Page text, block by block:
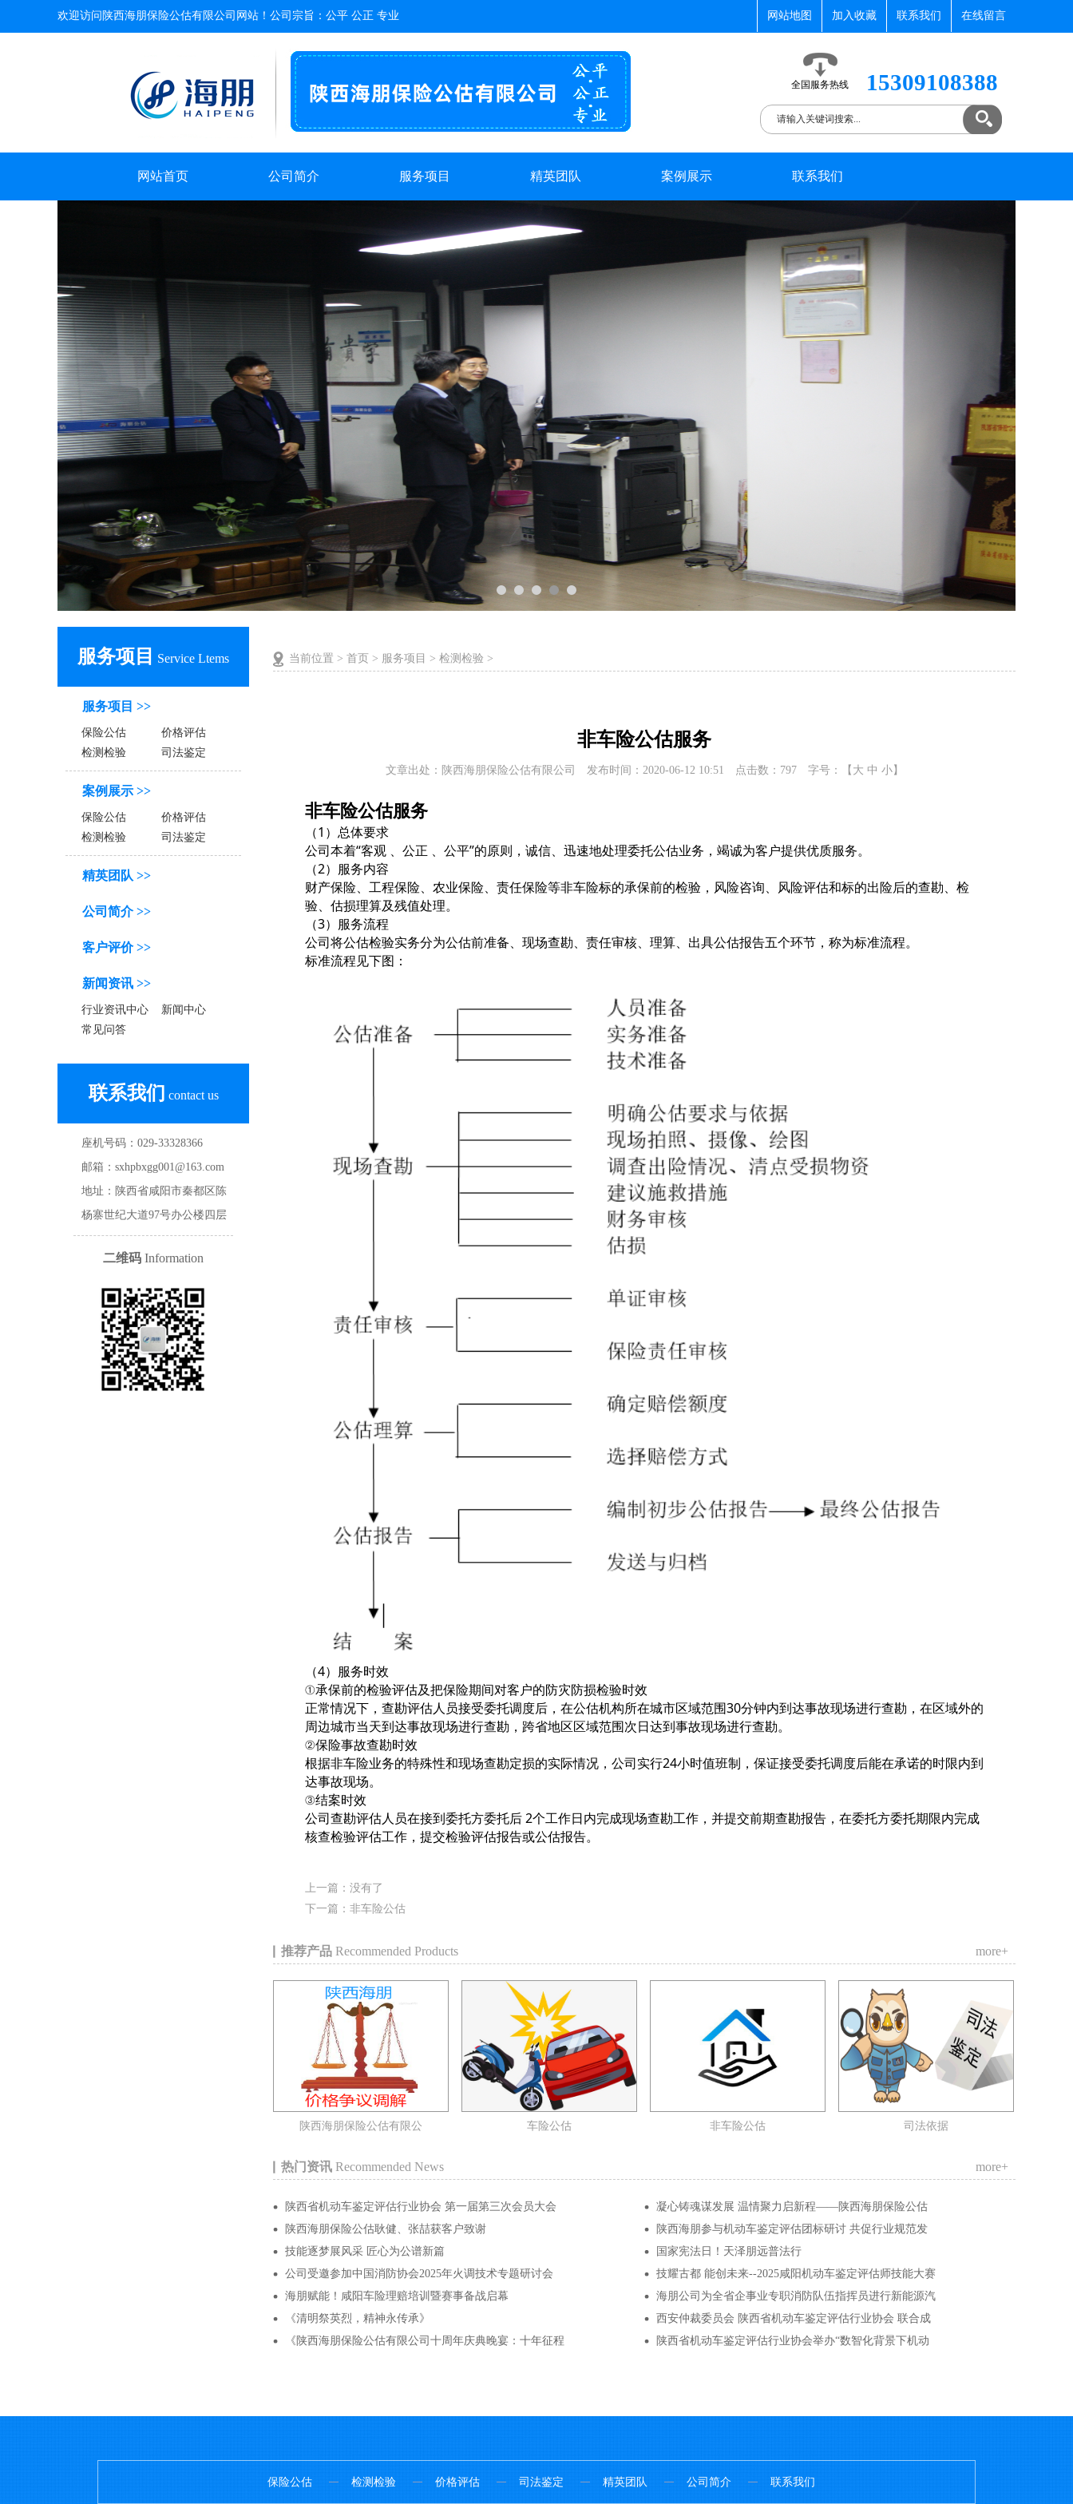
欢迎访问陕西海朋保险公估有限公司网站！公司宗旨：公平 公正 专业 网站地图 加入收藏 联系我们 在线留言
15309108388
全国服务热线
网站首页 公司简介 服务项目 精英团队 案例展示 联系我们
服务项目 Service Ltems
服务项目 >>
保险公估
价格评估
检测检验
司法鉴定
案例展示 >>
保险公估
价格评估
检测检验
司法鉴定
精英团队 >>
公司简介 >>
客户评价 >>
新闻资讯 >>
行业资讯中心
新闻中心
常见问答
联系我们 contact us
座机号码：029-33328366
邮箱：sxhpbxgg001@163.com
地址：陕西省咸阳市秦都区陈
杨寨世纪大道97号办公楼四层
二维码 Information
当前位置 > 首页 > 服务项目 > 检测检验 >
非车险公估服务
文章出处：陕西海朋保险公估有限公司 发布时间：2020-06-12 10:51 点击数： 797 字号：【 大 中 小】
非车险公估服务
（1）总体要求
公司本着“客观 、公正 、公平”的原则，诚信、迅速地处理委托公估业务，竭诚为客户提供优质服务。
（2）服务内容
财产保险、工程保险、农业保险、责任保险等非车险标的承保前的检验，风险咨询、风险评估和标的出险后的查勘、检
验、估损理算及残值处理。
（3）服务流程
公司将公估检验实务分为公估前准备、现场查勘、责任审核、理算、出具公估报告五个环节，称为标准流程。
标准流程见下图：
（4）服务时效
①承保前的检验评估及把保险期间对客户的防灾防损检验时效
正常情况下，查勘评估人员接受委托调度后，在公估机构所在城市区域范围30分钟内到达事故现场进行查勘，在区域外的
周边城市当天到达事故现场进行查勘，跨省地区区域范围次日达到事故现场进行查勘。
②保险事故查勘时效
根据非车险业务的特殊性和现场查勘定损的实际情况，公司实行24小时值班制，保证接受委托调度后能在承诺的时限内到
达事故现场。
③结案时效
公司查勘评估人员在接到委托方委托后 2个工作日内完成现场查勘工作，并提交前期查勘报告，在委托方委托期限内完成
核查检验评估工作，提交检验评估报告或公估报告。
上一篇：没有了
下一篇： 非车险公估
推荐产品 Recommended Products more+
陕西海朋保险公估有限公 车险公估 非车险公估 司法依据
热门资讯 Recommended News more+
陕西省机动车鉴定评估行业协会 第一届第三次会员大会
凝心铸魂谋发展 温情聚力启新程——陕西海朋保险公估
陕西海朋保险公估耿健、张喆获客户致谢
陕西海朋参与机动车鉴定评估团标研讨 共促行业规范发
技能逐梦展风采 匠心为公谱新篇
国家宪法日！天泽朋远普法行
公司受邀参加中国消防协会2025年火调技术专题研讨会
技耀古都 能创未来--2025咸阳机动车鉴定评估师技能大赛
海朋赋能！咸阳车险理赔培训暨赛事备战启幕
海朋公司为全省企事业专职消防队伍指挥员进行新能源汽
《清明祭英烈，精神永传承》
西安仲裁委员会 陕西省机动车鉴定评估行业协会 联合成
《陕西海朋保险公估有限公司十周年庆典晚宴：十年征程
陕西省机动车鉴定评估行业协会举办“数智化背景下机动
保险公估 检测检验 价格评估 司法鉴定 精英团队 公司简介 联系我们